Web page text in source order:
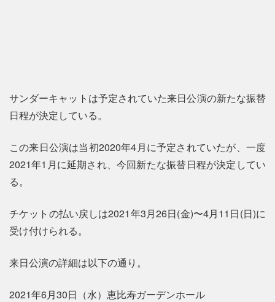
サンダーキャットは予定されていた来日公演の新たな振替
日程が決定している。
この来日公演は当初2020年4月に予定されていたが、一度
2021年1月に延期され、今回新たな振替日程が決定してい
る。
チケットの払い戻しは2021年3月26日(金)〜4月11日(日)に
受け付けられる。
来日公演の詳細は以下の通り。
2021年6月30日（水）恵比寿ガーデンホール